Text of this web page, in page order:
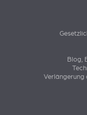
Blog,
Verlängerung